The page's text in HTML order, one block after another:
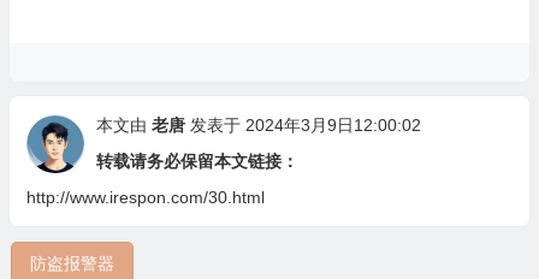
本文由 老唐发表于 2024年3月9日12:00:02
转载请务必保留本文链接：
http://www.irespon.com/30.html
防盗报警器